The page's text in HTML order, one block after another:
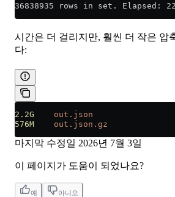
36838935 rows in set. Elapsed:
시간은 더 걸리지만, 훨씬 더 작은 압
다:
2.2G
    out.json
576M
    out.json.gz
마지막 수정일 2026년 7월 3일
이 페이지가 도움이 되었나요?
예 아니오